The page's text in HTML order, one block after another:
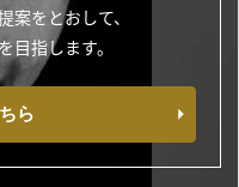
案をとおして、
目指します。
ら